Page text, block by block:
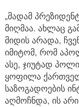
„მადამ
მიღმაა. ახლაც
მიდის არადა,
იმიტომ, რომ
ასე, ჯიუტად
ყოფილა
საზოგადოების
აღმოჩნდა, ის